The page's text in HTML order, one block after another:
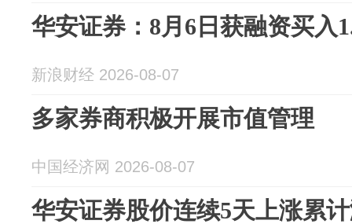
华安证券：8月6日获融资买入
新浪财经 2026-08-07
多家券商积极开展市值管理
中国经济网 2026-08-07
华安证券股价连续5天上涨累